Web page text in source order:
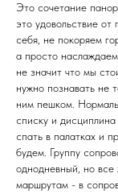
Это сочетание
это удовольствие
себя, не покоряем
а просто
не значит что мы
нужно познавать не
ним пешком.
списку и
спать в палатках и
будем. Группу
однодневный, но
маршрутам - в